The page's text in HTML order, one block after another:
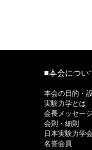
■本会につい
本会の目的・
実験力学とは
会長メッセージ
会則・細則
日本実験力学
名誉会員